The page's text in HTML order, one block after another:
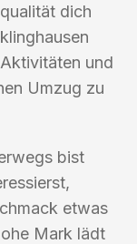
dich
und
Umzug zu
bist
etwas
Mark lädt